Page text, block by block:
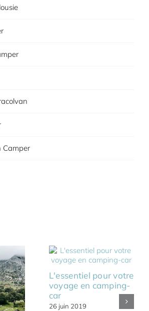
Camper
L'essentiel pour votre
voyage en camping-
car
26 juin 2019